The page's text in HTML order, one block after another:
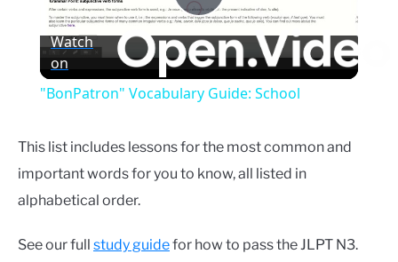
Play
Video
Watch
on
"BonPatron" Vocabulary Guide: School
This list includes lessons for the most common and
important words for you to know, all listed in
alphabetical order.
See our full study guidefor how to pass the JLPT N3.